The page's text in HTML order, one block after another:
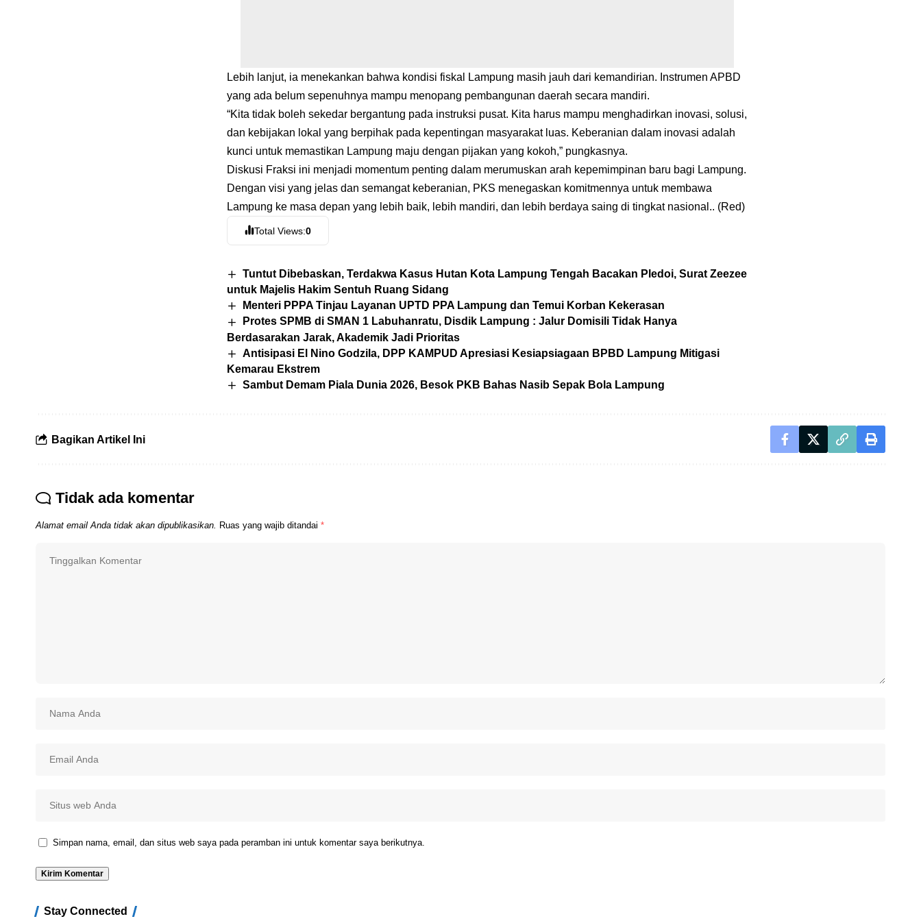
Lebih lanjut, ia menekankan bahwa kondisi fiskal Lampung masih jauh dari kemandirian. Instrumen APBD
yang ada belum sepenuhnya mampu menopang pembangunan daerah secara mandiri.
“Kita tidak boleh sekedar bergantung pada instruksi pusat. Kita harus mampu menghadirkan inovasi, solusi,
dan kebijakan lokal yang berpihak pada kepentingan masyarakat luas. Keberanian dalam inovasi adalah
kunci untuk memastikan Lampung maju dengan pijakan yang kokoh,” pungkasnya.
Diskusi Fraksi ini menjadi momentum penting dalam merumuskan arah kepemimpinan baru bagi Lampung.
Dengan visi yang jelas dan semangat keberanian, PKS menegaskan komitmennya untuk membawa
Lampung ke masa depan yang lebih baik, lebih mandiri, dan lebih berdaya saing di tingkat nasional.. (Red)
Total Views:0
Tuntut Dibebaskan, Terdakwa Kasus Hutan Kota Lampung Tengah Bacakan Pledoi, Surat Zeezee
untuk Majelis Hakim Sentuh Ruang Sidang
Menteri PPPA Tinjau Layanan UPTD PPA Lampung dan Temui Korban Kekerasan
Protes SPMB di SMAN 1 Labuhanratu, Disdik Lampung : Jalur Domisili Tidak Hanya
Berdasarakan Jarak, Akademik Jadi Prioritas
Antisipasi El Nino Godzila, DPP KAMPUD Apresiasi Kesiapsiagaan BPBD Lampung Mitigasi
Kemarau Ekstrem
Sambut Demam Piala Dunia 2026, Besok PKB Bahas Nasib Sepak Bola Lampung
Bagikan Artikel Ini
Tidak ada komentar
Alamat email Anda tidak akan dipublikasikan. Ruas yang wajib ditandai *
Simpan nama, email, dan situs web saya pada peramban ini untuk komentar saya berikutnya.
Stay Connected